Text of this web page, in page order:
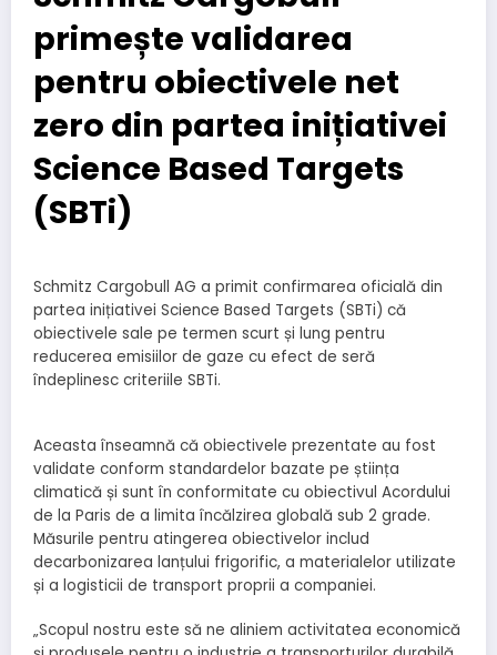
primește validarea
pentru obiectivele net
zero din partea inițiativei
Science Based Targets
(SBTi)
Schmitz Cargobull AG a primit confirmarea oficială din
partea inițiativei Science Based Targets (SBTi) că
obiectivele sale pe termen scurt și lung pentru
reducerea emisiilor de gaze cu efect de seră
îndeplinesc criteriile SBTi.
Aceasta înseamnă că obiectivele prezentate au fost
validate conform standardelor bazate pe știința
climatică și sunt în conformitate cu obiectivul Acordului
de la Paris de a limita încălzirea globală sub 2 grade.
Măsurile pentru atingerea obiectivelor includ
decarbonizarea lanțului frigorific, a materialelor utilizate
și a logisticii de transport proprii a companiei.
„Scopul nostru este să ne aliniem activitatea economică